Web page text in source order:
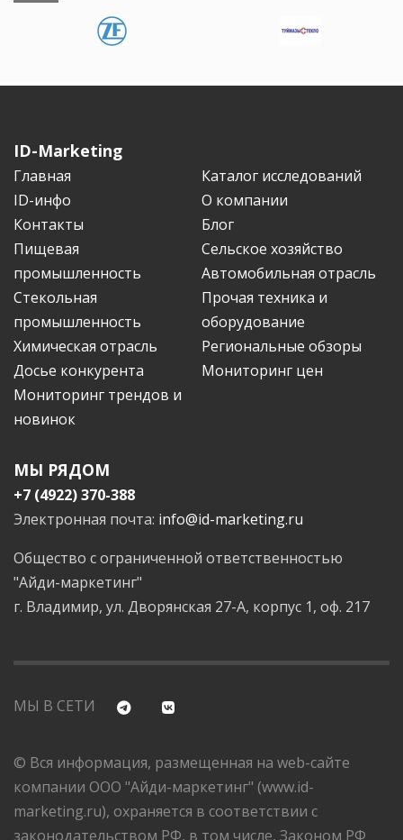
ID-Marketing
Главная
Каталог исследований
ID-инфо
О компании
Контакты
Блог
Пищевая
промышленность
Сельское хозяйство
Автомобильная отрасль
Стекольная
промышленность
Прочая техника и
оборудование
Химическая отрасль
Региональные обзоры
Досье конкурента
Мониторинг цен
Мониторинг трендов и
новинок
МЫ РЯДОМ
+7 (4922) 370-388
Электронная почта: info@id-marketing.ru
Общество с ограниченной ответственностью
"Айди-маркетинг"
г. Владимир, ул. Дворянская 27-А, корпус 1, оф. 217
МЫ В СЕТИ
© Вся информация, размещенная на web-сайте
компании ООО "Айди-маркетинг" (www.id-
marketing.ru), охраняется в соответствии с
законодательством РФ, в том числе, Законом РФ